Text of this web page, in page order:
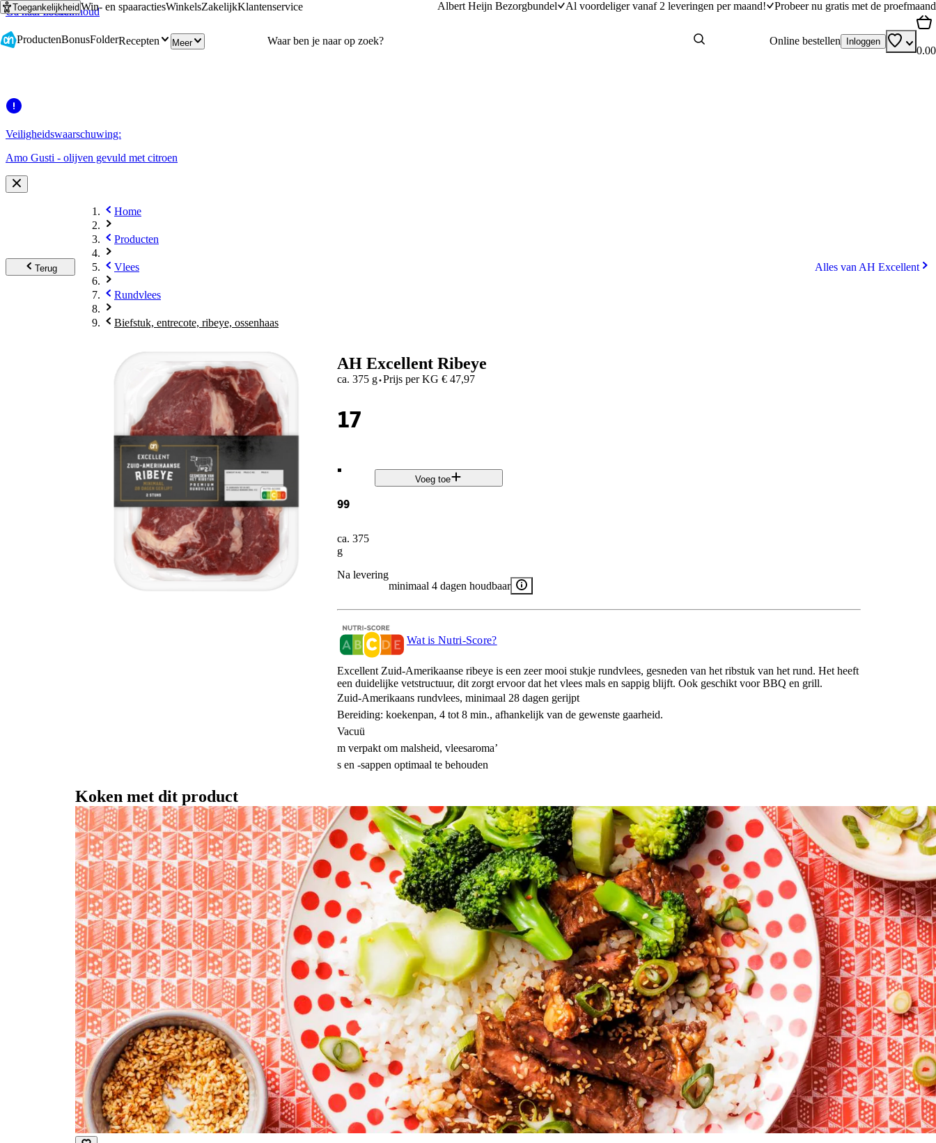
Ga naar hoofdinhoud
Ga naar zoeken
ToegankelijkheidWin- en spaaractiesWinkelsZakelijkKlantenservice Albert Heijn Bezorgbundel Al voordeliger vanaf 2 leveringen per maand! Probeer nu gratis met de proefmaand
ProductenBonusFolderRecepten Meer Online bestellen Inloggen
0.00
Veiligheidswaarschuwing:
Amo Gusti - olijven gevuld met citroen
Terug
Home
Producten
Vlees
Rundvlees
Biefstuk, entrecote, ribeye, ossenhaas
Alles van AH Excellent
AH Excellent Ribeye
ca. 375 g·Prijs per KG € 47,97
17
.
99
ca. 375
g
Voeg toe
Na levering
minimaal 4 dagen houdbaar
Wat is Nutri-Score?
Excellent Zuid-Amerikaanse ribeye is een zeer mooi stukje rundvlees, gesneden van het ribstuk van het rund. Het heeft
een duidelijke vetstructuur, dit zorgt ervoor dat het vlees mals en sappig blijft. Ook geschikt voor BBQ en grill.
Zuid-Amerikaans rundvlees, minimaal 28 dagen gerijpt
Bereiding: koekenpan, 4 tot 8 min., afhankelijk van de gewenste gaarheid.
Vacuü
m verpakt om malsheid, vleesaroma’
s en -sappen optimaal te behouden
Koken met dit product